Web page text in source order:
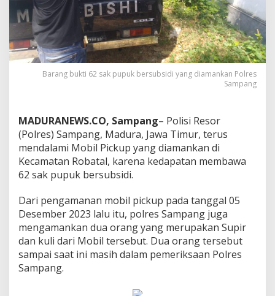
Barang bukti 62 sak pupuk bersubsidi yang diamankan Polres
Sampang
MADURANEWS.CO, Sampang– Polisi Resor
(Polres) Sampang, Madura, Jawa Timur, terus
mendalami Mobil Pickup yang diamankan di
Kecamatan Robatal, karena kedapatan membawa
62 sak pupuk bersubsidi.
Dari pengamanan mobil pickup pada tanggal 05
Desember 2023 lalu itu, polres Sampang juga
mengamankan dua orang yang merupakan Supir
dan kuli dari Mobil tersebut. Dua orang tersebut
sampai saat ini masih dalam pemeriksaan Polres
Sampang.